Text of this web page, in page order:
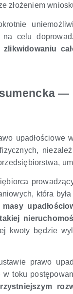
złożeniem
na celu
upadłościowe
która
kwoty będzie
prawo
w toku